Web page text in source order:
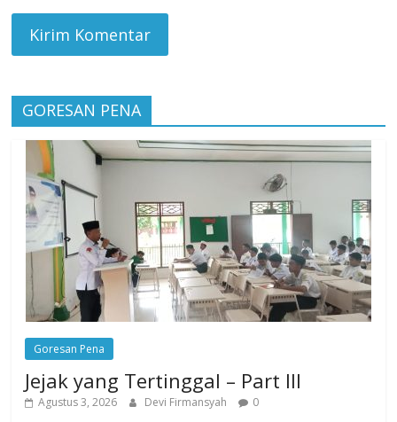
GORESAN PENA
Goresan Pena
Jejak yang Tertinggal – Part III
Agustus 3, 2026 Devi Firmansyah 0